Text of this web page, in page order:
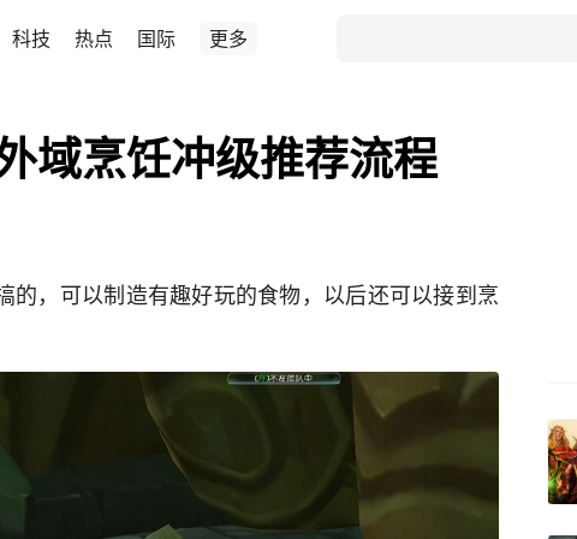
科技 热点 国际 更多
域烹饪冲级推荐流程
的，可以制造有趣好玩的食物，以后还可以接到烹